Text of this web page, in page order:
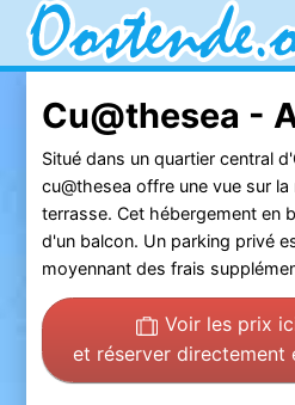
Cu@thesea -
Situé dans un quartier central
cu@thesea offre une vue sur
terrasse. Cet hébergement en
d'un balcon. Un parking privé
moyennant des frais
Voir les prix
et réserver directement